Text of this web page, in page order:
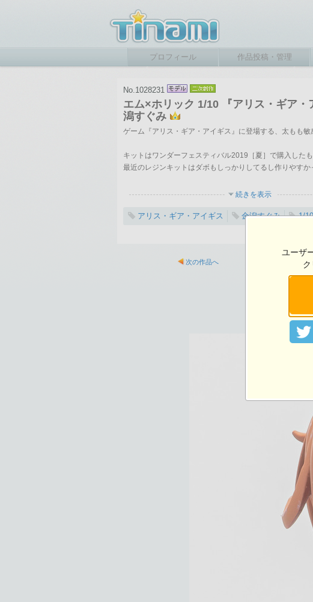
プロフィール 作品投稿・管理
No.1028231
エム×ホリック 1/10 『アリス・ギア・
潟すぐみ
ゲーム『アリス・ギア・アイギス』に登場する、太もも
キットはワンダーフェスティバル2019［夏］で購入した
最近のレジンキットはダボもしっかりしてるし作りやすか
続きを表示
アリス・ギア・アイギス 金潟すぐみ 1/10
次の作品へ
総閲覧数：3325 閲覧ユーザー
ユーザ